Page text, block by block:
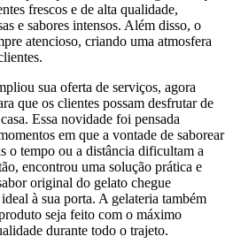
frescos e de alta qualidade,
e sabores intensos. Além disso, o
atencioso, criando uma atmosfera
sua oferta de serviços, agora
que os clientes possam desfrutar de
Essa novidade foi pensada
em que a vontade de saborear
o tempo ou a distância dificultam a
encontrou uma solução prática e
original do gelato chegue
à sua porta. A gelateria também
seja feito com o máximo
durante todo o trajeto.